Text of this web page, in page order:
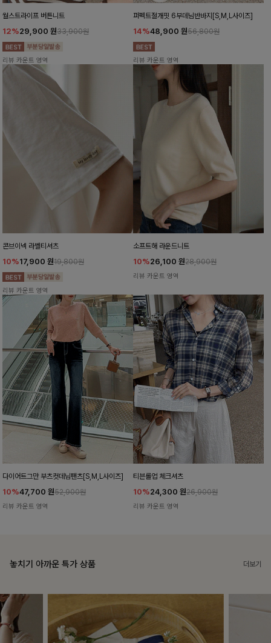
월스트라이프 버튼니트
12%29,900 원33,900원
리뷰 카운트 영역
퍼펙트절개핏 6부데님반바지[S,M,L사이즈]
14%48,900 원56,800원
리뷰 카운트 영역
콘브이넥 라벨티셔츠
10%17,900 원19,800원
리뷰 카운트 영역
소프트해 라운드니트
10%26,100 원28,900원
리뷰 카운트 영역
다이어트그만 부츠컷데님팬츠[S,M,L사이즈]
10%47,700 원52,900원
리뷰 카운트 영역
티븐롤업 체크셔츠
10%24,300 원26,900원
리뷰 카운트 영역
놓치기 아까운 특가 상품 더보기